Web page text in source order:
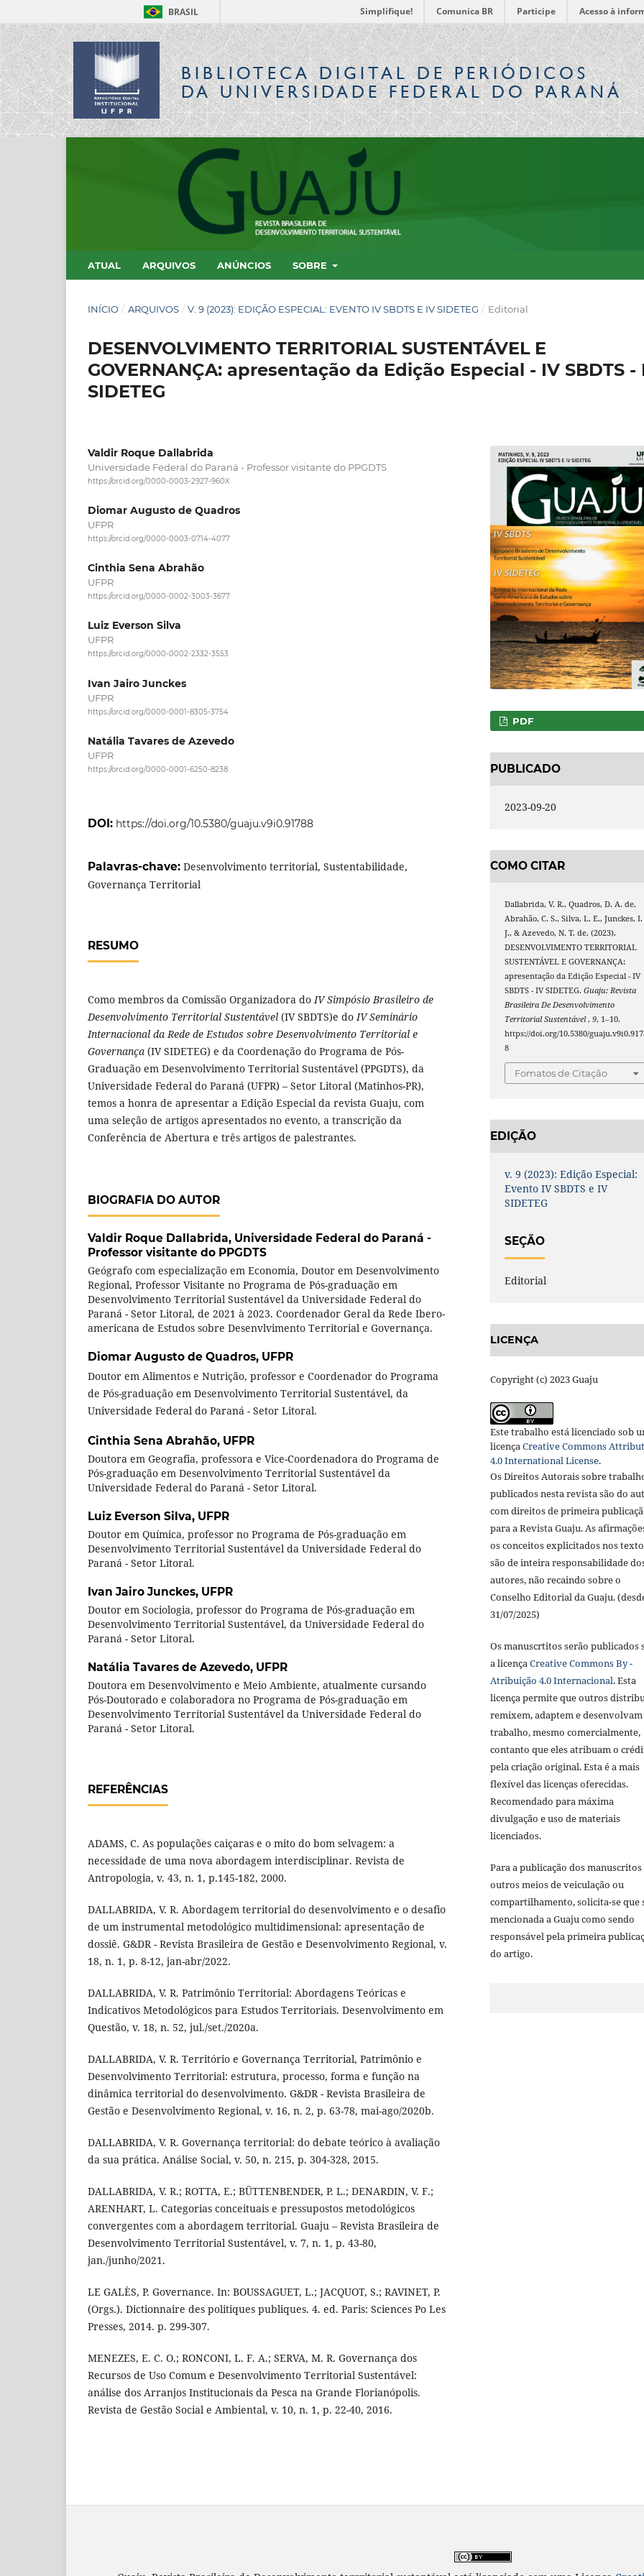
BRASIL Simplifique! Comunica BR Participe Acesso à
BIBLIOTECA DIGITALDE PERIÓDICOS
DA UNIVERSIDADE FEDERAL DO PARANÁ
ATUAL ARQUIVOS ANÚNCIOS SOBRE
INÍCIO / ARQUIVOS / V. 9 (2023): EDIÇÃO ESPECIAL: EVENTO IV SBDTS E IV SIDETEG / Editorial
DESENVOLVIMENTO TERRITORIAL SUSTENTÁVEL E
GOVERNANÇA: apresentação da Edição Especial - IV SBDTS -
SIDETEG
Valdir Roque Dallabrida
Universidade Federal do Paraná - Professor visitante do PPGDTS
https://orcid.org/0000-0003-2927-960X
Diomar Augusto de Quadros
UFPR
https://orcid.org/0000-0003-0714-4077
Cinthia Sena Abrahão
UFPR
https://orcid.org/0000-0002-3003-3677
Luiz Everson Silva
UFPR
https://orcid.org/0000-0002-2332-3553
Ivan Jairo Junckes
UFPR
https://orcid.org/0000-0001-8305-3754
Natália Tavares de Azevedo
UFPR
https://orcid.org/0000-0001-6250-8238
DOI: https://doi.org/10.5380/guaju.v9i0.91788
Palavras-chave: Desenvolvimento territorial, Sustentabilidade,
Governança Territorial
RESUMO
Como membros da Comissão Organizadora doIV Simpósio Brasileiro de
Desenvolvimento Territorial Sustentável (IV SBDTS)e doIV Seminário
Internacional da Rede de Estudos sobre Desenvolvimento Territorial e
Governança (IV SIDETEG) e da Coordenação do Programa de Pós-
Graduação em Desenvolvimento Territorial Sustentável (PPGDTS), da
Universidade Federal do Paraná (UFPR) – Setor Litoral (Matinhos-PR),
temos a honra de apresentar a Edição Especial da revista Guaju, com
uma seleção de artigos apresentados no evento, a transcrição da
Conferência de Abertura e três artigos de palestrantes.
BIOGRAFIA DO AUTOR
Valdir Roque Dallabrida, Universidade Federal do Paraná -
Professor visitante do PPGDTS
Geógrafo com especialização em Economia, Doutor em Desenvolvimento
Regional, Professor Visitante no Programa de Pós-graduação em
Desenvolvimento Territorial Sustentável da Universidade Federal do
Paraná - Setor Litoral, de 2021 à 2023. Coordenador Geral da Rede Ibero-
americana de Estudos sobre Desenvlvimento Territorial e Governança.
Diomar Augusto de Quadros, UFPR
Doutor em Alimentos e Nutrição, professor e Coordenador do Programa
de Pós-graduação em Desenvolvimento Territorial Sustentável, da
Universidade Federal do Paraná - Setor Litoral.
Cinthia Sena Abrahão, UFPR
Doutora em Geografia, professora e Vice-Coordenadora do Programa de
Pós-graduação em Desenvolvimento Territorial Sustentável da
Universidade Federal do Paraná - Setor Litoral.
Luiz Everson Silva, UFPR
Doutor em Química, professor no Programa de Pós-graduação em
Desenvolvimento Territorial Sustentável da Universidade Federal do
Paraná - Setor Litoral.
Ivan Jairo Junckes, UFPR
Doutor em Sociologia, professor do Programa de Pós-graduação em
Desenvolvimento Territorial Sustentável, da Universidade Federal do
Paraná - Setor Litoral.
Natália Tavares de Azevedo, UFPR
Doutora em Desenvolvimento e Meio Ambiente, atualmente cursando
Pós-Doutorado e colaboradora no Programa de Pós-graduação em
Desenvolvimento Territorial Sustentável da Universidade Federal do
Paraná - Setor Litoral.
REFERÊNCIAS
ADAMS, C. As populações caiçaras e o mito do bom selvagem: a
necessidade de uma nova abordagem interdisciplinar. Revista de
Antropologia, v. 43, n. 1, p.145-182, 2000.
DALLABRIDA, V. R. Abordagem territorial do desenvolvimento e o desafio
de um instrumental metodológico multidimensional: apresentação de
dossiê. G&DR - Revista Brasileira de Gestão e Desenvolvimento Regional, v.
18, n. 1, p. 8-12, jan-abr/2022.
DALLABRIDA, V. R. Patrimônio Territorial: Abordagens Teóricas e
Indicativos Metodológicos para Estudos Territoriais. Desenvolvimento em
Questão, v. 18, n. 52, jul./set./2020a.
DALLABRIDA, V. R. Território e Governança Territorial, Patrimônio e
Desenvolvimento Territorial: estrutura, processo, forma e função na
dinâmica territorial do desenvolvimento. G&DR - Revista Brasileira de
Gestão e Desenvolvimento Regional, v. 16, n. 2, p. 63-78, mai-ago/2020b.
DALLABRIDA, V. R. Governança territorial: do debate teórico à avaliação
da sua prática. Análise Social, v. 50, n. 215, p. 304-328, 2015.
DALLABRIDA, V. R.; ROTTA, E.; BÜTTENBENDER, P. L.; DENARDIN, V. F.;
ARENHART, L. Categorias conceituais e pressupostos metodológicos
convergentes com a abordagem territorial. Guaju – Revista Brasileira de
Desenvolvimento Territorial Sustentável, v. 7, n. 1, p. 43-80,
jan./junho/2021.
LE GALÈS, P. Governance. In: BOUSSAGUET, L.; JACQUOT, S.; RAVINET, P.
(Orgs.). Dictionnaire des politiques publiques. 4. ed. Paris: Sciences Po Les
Presses, 2014. p. 299-307.
MENEZES, E. C. O.; RONCONI, L. F. A.; SERVA, M. R. Governança dos
Recursos de Uso Comum e Desenvolvimento Territorial Sustentável:
análise dos Arranjos Institucionais da Pesca na Grande Florianópolis.
Revista de Gestão Social e Ambiental, v. 10, n. 1, p. 22-40, 2016.
PDF
PUBLICADO
2023-09-20
COMO CITAR
Dallabrida, V. R., Quadros, D. A. de,
Abrahão, C. S., Silva, L. E., Junckes, I.
J., & Azevedo, N. T. de. (2023).
DESENVOLVIMENTO TERRITORIAL
SUSTENTÁVEL E GOVERNANÇA:
apresentação da Edição Especial - IV
SBDTS - IV SIDETEG.Guaju: Revista
Brasileira De Desenvolvimento
Territorial Sustentável,9, 1–10.
https://doi.org/10.5380/
8
Fomatos de Citação
EDIÇÃO
v. 9 (2023): Edição Especial:
Evento IV SBDTS e IV
SIDETEG
SEÇÃO
Editorial
LICENÇA
Copyright (c) 2023 Guaju
Este trabalho está licenciado sob
licençaCreative Commons
4.0 International License.
Os Direitos Autorais sobre
publicados nesta revista são do
com direitos de primeira
para a Revista Guaju. As
os conceitos explicitados nos
são de inteira responsabilidade
autores, não recaindo sobre o
Conselho Editorial da Guaju.
31/07/2025)
Os manuscrtitos serão publicados
a licençaCreative Commons By -
Atribuição 4.0 Internacional. Esta
licença permite que outros
remixem, adaptem e desenvolvam
trabalho, mesmo comercialmente,
contanto que eles atribuam o
pela criação original. Esta é a mais
flexível das licenças oferecidas.
Recomendado para máxima
divulgação e uso de materiais
licenciados.
Para a publicação dos manuscritos
outros meios de veiculação ou
compartilhamento, solicita-se que
mencionada a Guaju como sendo
responsável pela primeira
do artigo.